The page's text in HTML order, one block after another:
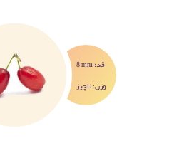
8 mm :قد
وزن: ناچیز